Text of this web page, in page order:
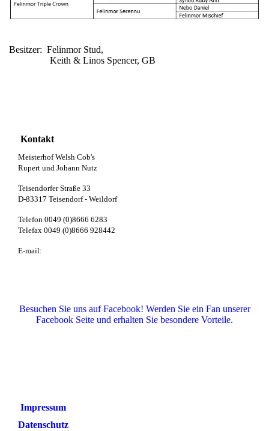
Besitzer: Felinmor Stud,
Keith & Linos Spencer, GB
Kontakt
Meisterhof Welsh Cob's
Rupert und Johann Nutz
Teisendorfer Straße 33
D-83317 Teisendorf - Weildorf
Telefon 0049 (0)8666 6283
Telefax 0049 (0)8666 928442
E-mail:
Besuchen Sie uns auf Facebook! Werden Sie ein Fan unserer
Facebook Seite und erhalten Sie besondere Vorteile.
Impressum
Datenschutz